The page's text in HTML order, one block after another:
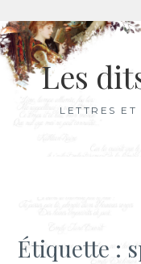
Aller
au
contenuLes
LETTRES
Étiquette :